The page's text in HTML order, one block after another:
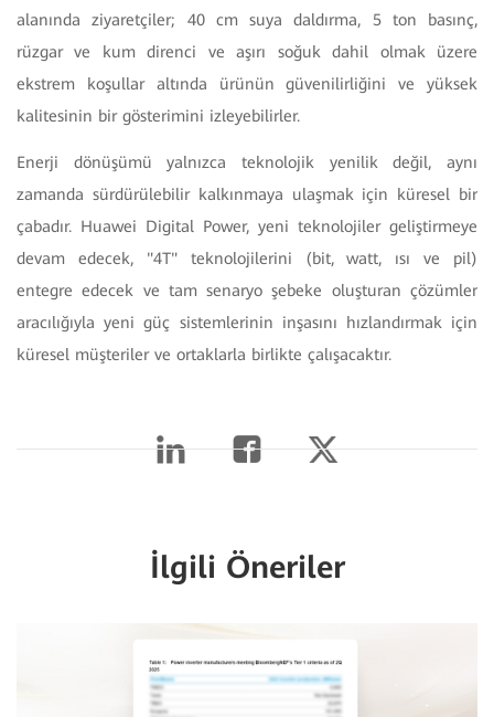
alanında ziyaretçiler; 40 cm suya daldırma, 5 ton basınç,
rüzgar ve kum direnci ve aşırı soğuk dahil olmak üzere
ekstrem koşullar altında ürünün güvenilirliğini ve yüksek
kalitesinin bir gösterimini izleyebilirler.
Enerji dönüşümü yalnızca teknolojik yenilik değil, aynı
zamanda sürdürülebilir kalkınmaya ulaşmak için küresel bir
çabadır. Huawei Digital Power, yeni teknolojiler geliştirmeye
devam edecek, "4T" teknolojilerini (bit, watt, ısı ve pil)
entegre edecek ve tam senaryo şebeke oluşturan çözümler
aracılığıyla yeni güç sistemlerinin inşasını hızlandırmak için
küresel müşteriler ve ortaklarla birlikte çalışacaktır.
İlgili Öneriler